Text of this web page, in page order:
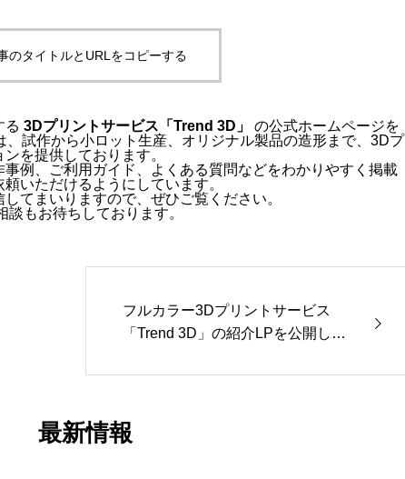
のタイトルとURLをコピーする
る 3Dプリントサービス「Trend 3D」
の公式ホームページを
、試作から小ロット生産、オリジナル製品の造形まで、3Dプ
を提供しております。
例、ご利用ガイド、よくある質問などをわかりやすく掲載
いただけるようにしています。
てまいりますので、ぜひご覧ください。
談もお待ちしております。
フルカラー3Dプリントサービス
「Trend 3D」の紹介LPを公開しま
最新情報